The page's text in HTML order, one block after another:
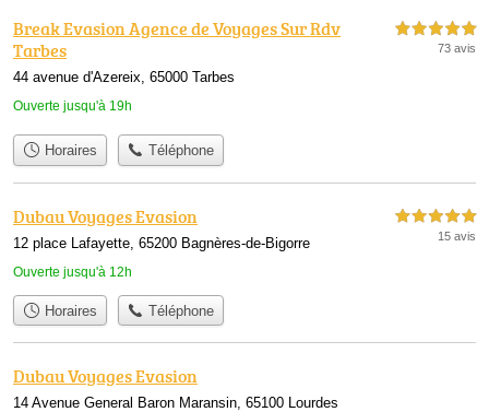
Break Evasion Agence de Voyages Sur Rdv
Tarbes
44 avenue d'Azereix, 65000 Tarbes
Ouverte jusqu'à 19h
5,0 étoiles sur 5
73 avis
Horaires Téléphone
Dubau Voyages Evasion
12 place Lafayette, 65200 Bagnères-de-Bigorre
Ouverte jusqu'à 12h
5,0 étoiles sur 5
15 avis
Horaires Téléphone
Dubau Voyages Evasion
14 Avenue General Baron Maransin, 65100 Lourdes